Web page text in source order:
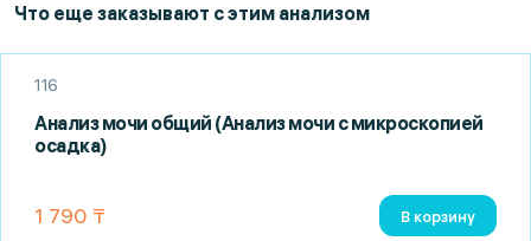
Что еще заказывают с этим анализом
116
Анализ мочи общий (Анализ мочи с микроскопией
осадка)
1 790 ₸ В корзину